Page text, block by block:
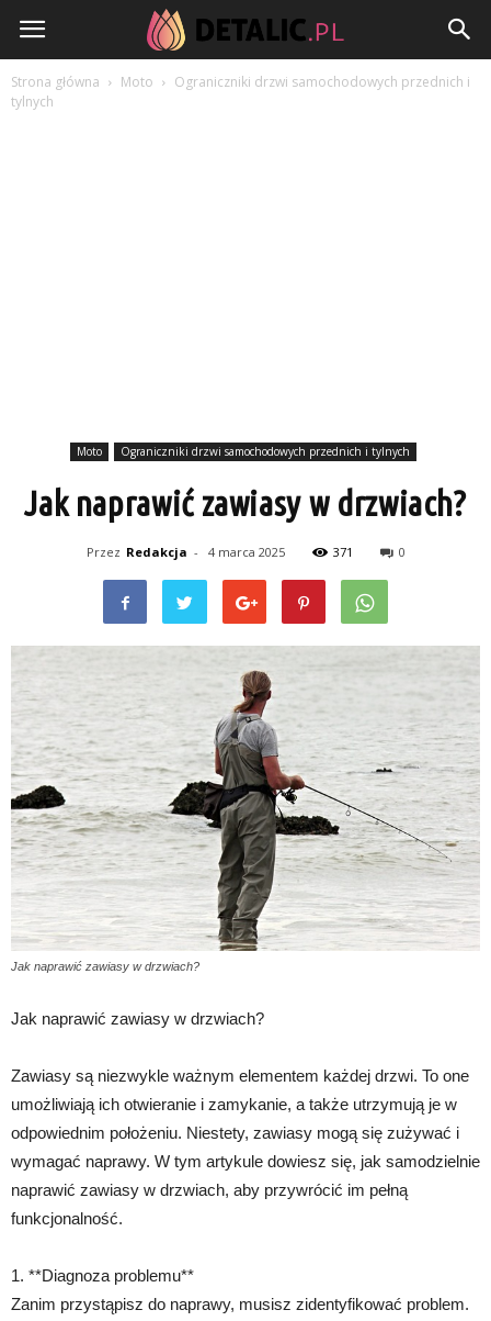
Detalic.pl
Strona główna Moto
Ograniczniki drzwi samochodowych przednich i
tylnych
Moto Ograniczniki drzwi samochodowych przednich i tylnych
Jak naprawić zawiasy w drzwiach?
Przez Redakcja - 4 marca 2025 371 0
Jak naprawić zawiasy w drzwiach?
Jak naprawić zawiasy w drzwiach?
Zawiasy są niezwykle ważnym elementem każdej drzwi. To one
umożliwiają ich otwieranie i zamykanie, a także utrzymują je w
odpowiednim położeniu. Niestety, zawiasy mogą się zużywać i
wymagać naprawy. W tym artykule dowiesz się, jak samodzielnie
naprawić zawiasy w drzwiach, aby przywrócić im pełną
funkcjonalność.
1. **Diagnoza problemu**
Zanim przystąpisz do naprawy, musisz zidentyfikować problem.